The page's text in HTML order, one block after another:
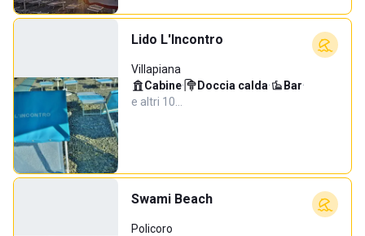
Lido L'Incontro
Villapiana
Cabine· Doccia calda· Bar·
e altri 10…
Swami Beach
Policoro